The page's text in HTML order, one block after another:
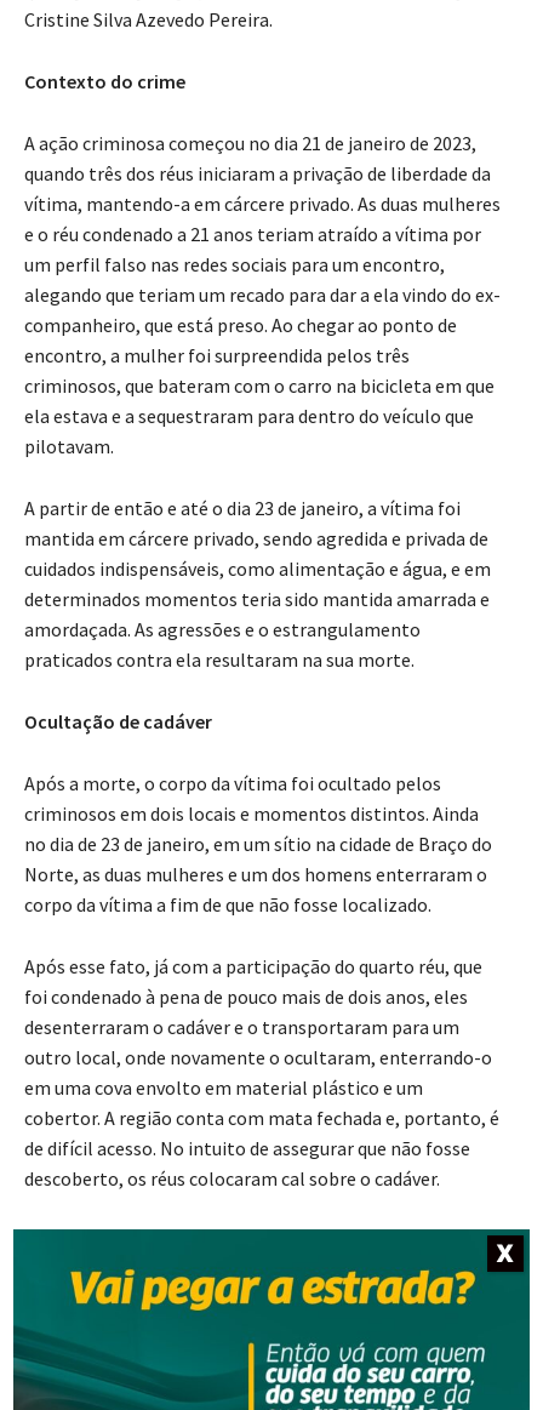
Cristine Silva Azevedo Pereira.
Contexto do crime
A ação criminosa começou no dia 21 de janeiro de 2023,
quando três dos réus iniciaram a privação de liberdade da
vítima, mantendo-a em cárcere privado. As duas mulheres
e o réu condenado a 21 anos teriam atraído a vítima por
um perfil falso nas redes sociais para um encontro,
alegando que teriam um recado para dar a ela vindo do ex-
companheiro, que está preso. Ao chegar ao ponto de
encontro, a mulher foi surpreendida pelos três
criminosos, que bateram com o carro na bicicleta em que
ela estava e a sequestraram para dentro do veículo que
pilotavam.
A partir de então e até o dia 23 de janeiro, a vítima foi
mantida em cárcere privado, sendo agredida e privada de
cuidados indispensáveis, como alimentação e água, e em
determinados momentos teria sido mantida amarrada e
amordaçada. As agressões e o estrangulamento
praticados contra ela resultaram na sua morte.
Ocultação de cadáver
Após a morte, o corpo da vítima foi ocultado pelos
criminosos em dois locais e momentos distintos. Ainda
no dia de 23 de janeiro, em um sítio na cidade de Braço do
Norte, as duas mulheres e um dos homens enterraram o
corpo da vítima a fim de que não fosse localizado.
Após esse fato, já com a participação do quarto réu, que
foi condenado à pena de pouco mais de dois anos, eles
desenterraram o cadáver e o transportaram para um
outro local, onde novamente o ocultaram, enterrando-o
em uma cova envolto em material plástico e um
cobertor. A região conta com mata fechada e, portanto, é
de difícil acesso. No intuito de assegurar que não fosse
descoberto, os réus colocaram cal sobre o cadáver.
Qualificadoras e possíveis motivações do crime
O crime foi cometido por motivo torpe, uma vez que as
duas mulheres teriam desavenças anteriores com a
vítima, que era ex-companheira do atual namorado de
uma delas. O ex-companheiro da vítima foi preso por ter
X